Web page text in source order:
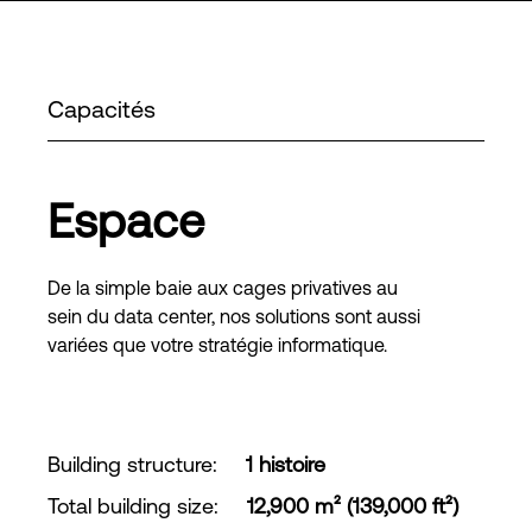
Capacités
Espace
De la simple baie aux cages privatives au
sein du data center, nos solutions sont aussi
variées que votre stratégie informatique.
Building structure:
1 histoire
Total building size: 12,900 m² (139,000 ft²)